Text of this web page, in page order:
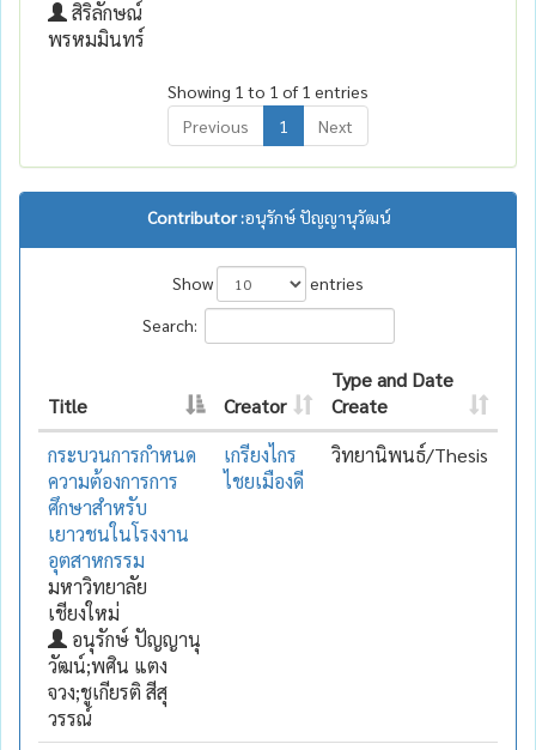
สิริลักษณ์
พรหมมินทร์
Showing 1 to 1 of 1 entries
Previous
1 Next
Contributor :อนุรักษ์ ปัญญานุวัฒน์
Show
entries
Search:
Title Creator
Type and Date
Create
กระบวนการกำหนด
ความต้องการการ
ศึกษาสำหรับ
เยาวชนในโรงงาน
อุตสาหกรรม
มหาวิทยาลัย
เชียงใหม่
อนุรักษ์ ปัญญานุ
วัฒน์;พศิน แตง
จวง;ชูเกียรติ สีสุ
วรรณ์
เกรียงไกร
ไชยเมืองดี
วิทยานิพนธ์/Thesis